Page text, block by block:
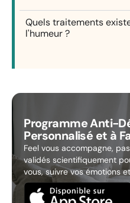
Quels traitements
l'humeur ?
Programme Anti-
Personnalisé et à
Feel vous accompagne,
validés scientifiquement
vous, suivre vos émotions